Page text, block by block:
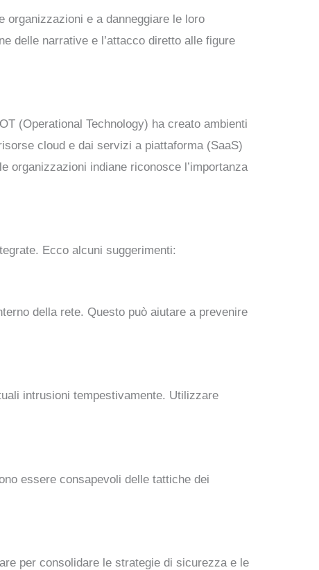
e a danneggiare le loro
delle narrative e l’attacco diretto alle figure
(Operational Technology) ha creato ambienti
cloud e dai servizi a piattaforma (SaaS)
organizzazioni indiane riconosce l’importanza
Ecco alcuni suggerimenti:
della rete. Questo può aiutare a prevenire
intrusioni tempestivamente. Utilizzare
essere consapevoli delle tattiche dei
per consolidare le strategie di sicurezza e le